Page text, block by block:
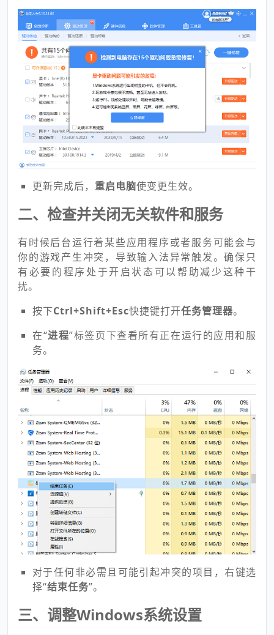
更新完成后， 重启电脑使变更生效。
二、检查并关闭无关软件和服务
有时候后台运行着某些应用程序或者服务可能会与
你的游戏产生冲突，导致输入法异常触发。确保只
有必要的程序处于开启状态可以帮助减少这种干
扰。
按下Ctrl+Shift+Esc快捷键打开任务管理器。
在“进程”标签页下查看所有正在运行的应用和服
务。
对于任何非必需且可能引起冲突的项目，右键选
择“结束任务”。
三、调整Windows系统设置